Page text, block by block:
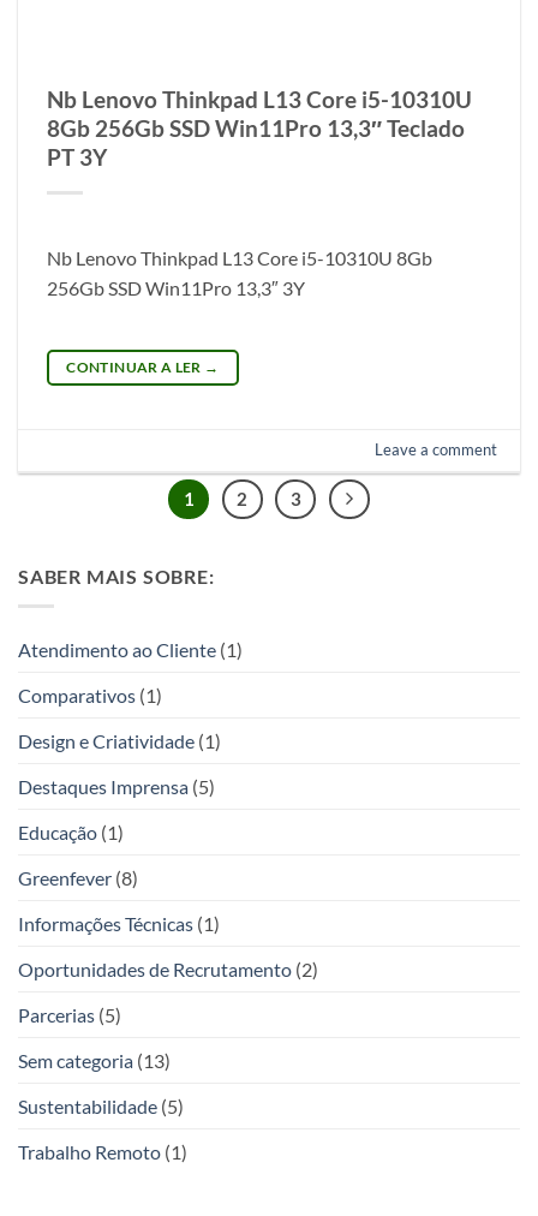
Nb Lenovo Thinkpad L13 Core i5-10310U
8Gb 256Gb SSD Win11Pro 13,3″ Teclado
PT 3Y
Nb Lenovo Thinkpad L13 Core i5-10310U 8Gb
256Gb SSD Win11Pro 13,3″ 3Y
CONTINUAR A LER →
Leave a comment
1 2 3
SABER MAIS SOBRE:
Atendimento ao Cliente (1)
Comparativos (1)
Design e Criatividade (1)
Destaques Imprensa (5)
Educação (1)
Greenfever (8)
Informações Técnicas (1)
Oportunidades de Recrutamento (2)
Parcerias (5)
Sem categoria (13)
Sustentabilidade (5)
Trabalho Remoto (1)